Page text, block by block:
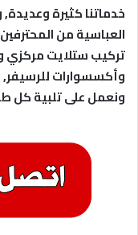
خدماتنا كثيرة
العباسية من
تركيب ستلايت مركزي
وأكسسوارات
ونعمل على تلبية كل